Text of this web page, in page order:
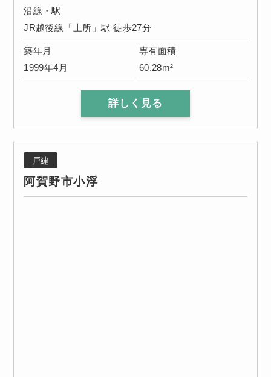
沿線・駅
JR越後線「上所」駅 徒歩27分
築年月
1999年4月
専有面積
60.28m²
詳しく見る
戸建
阿賀野市小浮